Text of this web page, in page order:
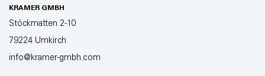
KRAMER GMBH
Stöckmatten 2-10
79224 Umkirch
info@kramer-gmbh.com